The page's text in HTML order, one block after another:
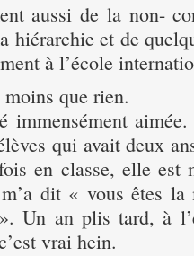
aussi de la non-
hiérarchie et de
à l’école
que rien.
immensément
qui avait deux
en classe, elle est
dit « vous êtes la
Un an plis tard, à
vrai hein.